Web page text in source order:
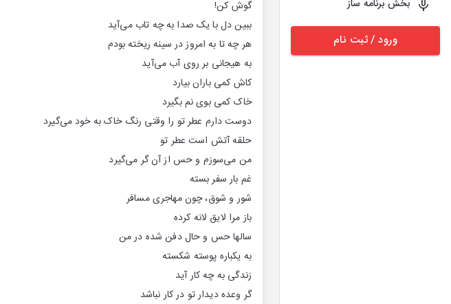
بخش برنامه ساز
ورود / ثبت نام
گوش کن!
ببین دل با یک صدا به چه تاب می‌آید
هر چه تا به امروز در سینه ریخته‌ بودم
به هیجانی بر روی آب می‌آید
کاش کمی باران بیارد‌
خاک کمی بوی نم بگیرد
دوست دارم عطر تو را وقتی رنگ خاک به خود می‌گیرد
حلقه آتش‌ است عطر تو
من می‌سوزم و حس‌ از آن گر می‌گیرد
غم بار سفر بسته
شور و شوق، چون مهاجری مسافر
باز مرا لایق لانه کرده
سالها حس و حال دفن شده در من
به یکباره پوسته شکسته
زندگی به چه کار آید
گر وعده دیدار تو در کار نباشد